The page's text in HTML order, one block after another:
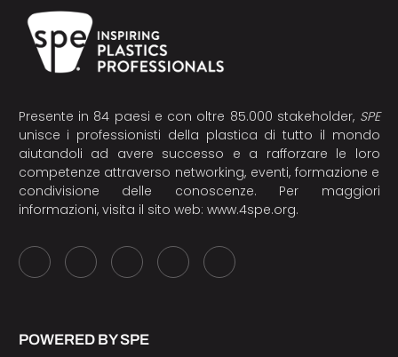
Presente in 84 paesi e con oltre 85.000 stakeholder, SPE
unisce i professionisti della plastica di tutto il mondo
aiutandoli ad avere successo e a rafforzare le loro
competenze attraverso networking, eventi, formazione e
condivisione delle conoscenze. Per maggiori
informazioni, visita il sito web: www.4spe.org.
POWERED BY SPE